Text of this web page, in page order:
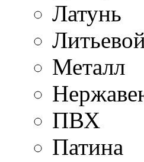
Латунь
Металл
ПВХ
Патина